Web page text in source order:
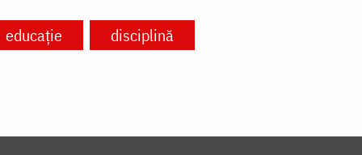
educație disciplină